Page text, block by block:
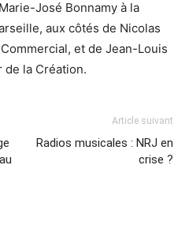
José Bonnamy à la
aux côtés de Nicolas
et de Jean-Louis
de la Création.
Article suivant
Radios musicales : NRJ en
crise ?